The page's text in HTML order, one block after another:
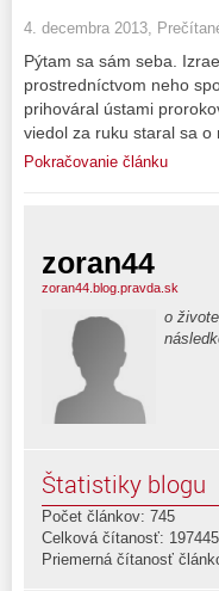
4. decembra 2013,
Pýtam sa sám seba.
prostredníctvom neho
prihováral ústami
viedol za ruku staral sa
Pokračovanie článku
zoran44
zoran44.blog.pravda.sk
o
Štatistiky blogu
Počet článkov: 745
Celková čítanosť:
Priemerná čítanosť